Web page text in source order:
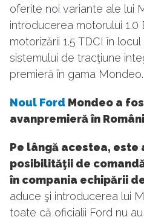
oferite noi variante ale lui
introducerea motorului 1.0
motorizării 1.5 TDCI în
sistemului de tracţiune
premieră în gama Mondeo.
Noul Ford Mondeo a
avanpremieră în
Pe lângă acestea,
posibilităţii de
în compania echipării
aduce şi introducerea lui
toate că oficialii Ford nu